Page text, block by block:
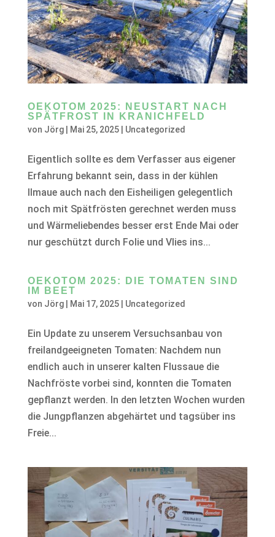
OEKOTOM 2025: NEUSTART NACH
SPÄTFROST IN KRANICHFELD
von Jörg| Mai 25, 2025| Uncategorized
Eigentlich sollte es dem Verfasser aus eigener
Erfahrung bekannt sein, dass in der kühlen
Ilmaue auch nach den Eisheiligen gelegentlich
noch mit Spätfrösten gerechnet werden muss
und Wärmeliebendes besser erst Ende Mai oder
nur geschützt durch Folie und Vlies ins...
OEKOTOM 2025: DIE TOMATEN SIND
IM BEET
von Jörg| Mai 17, 2025| Uncategorized
Ein Update zu unserem Versuchsanbau von
freilandgeeigneten Tomaten: Nachdem nun
endlich auch in unserer kalten Flussaue die
Nachfröste vorbei sind, konnten die Tomaten
gepflanzt werden. In den letzten Wochen wurden
die Jungpflanzen abgehärtet und tagsüber ins
Freie...